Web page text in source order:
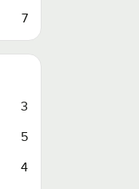
7
3
5
4